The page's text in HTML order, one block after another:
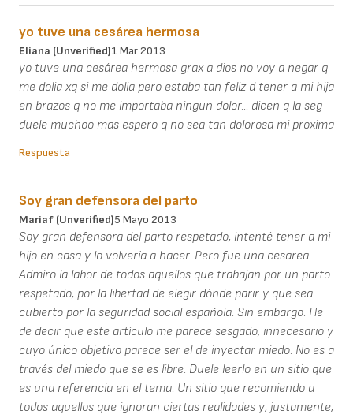
yo tuve una cesárea hermosa
Eliana (unverified)1 Mar 2013
yo tuve una cesárea hermosa grax a dios no voy a negar q
me dolia xq si me dolia pero estaba tan feliz d tener a mi hija
en brazos q no me importaba ningun dolor... dicen q la seg
duele muchoo mas espero q no sea tan dolorosa mi proxima
Respuesta
Soy gran defensora del parto
Mariaf (unverified)5 Mayo 2013
Soy gran defensora del parto respetado, intenté tener a mi
hijo en casa y lo volvería a hacer. Pero fue una cesarea.
Admiro la labor de todos aquellos que trabajan por un parto
respetado, por la libertad de elegir dónde parir y que sea
cubierto por la seguridad social española. Sin embargo. He
de decir que este artículo me parece sesgado, innecesario y
cuyo único objetivo parece ser el de inyectar miedo. No es a
través del miedo que se es libre. Duele leerlo en un sitio que
es una referencia en el tema. Un sitio que recomiendo a
todos aquellos que ignoran ciertas realidades y, justamente,